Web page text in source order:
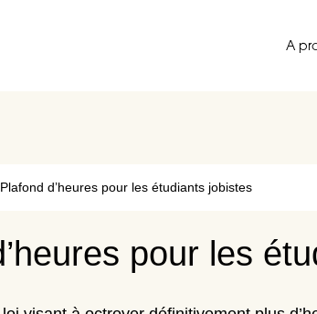
A
Plafond d’heures pour les étudiants jobistes
pour les